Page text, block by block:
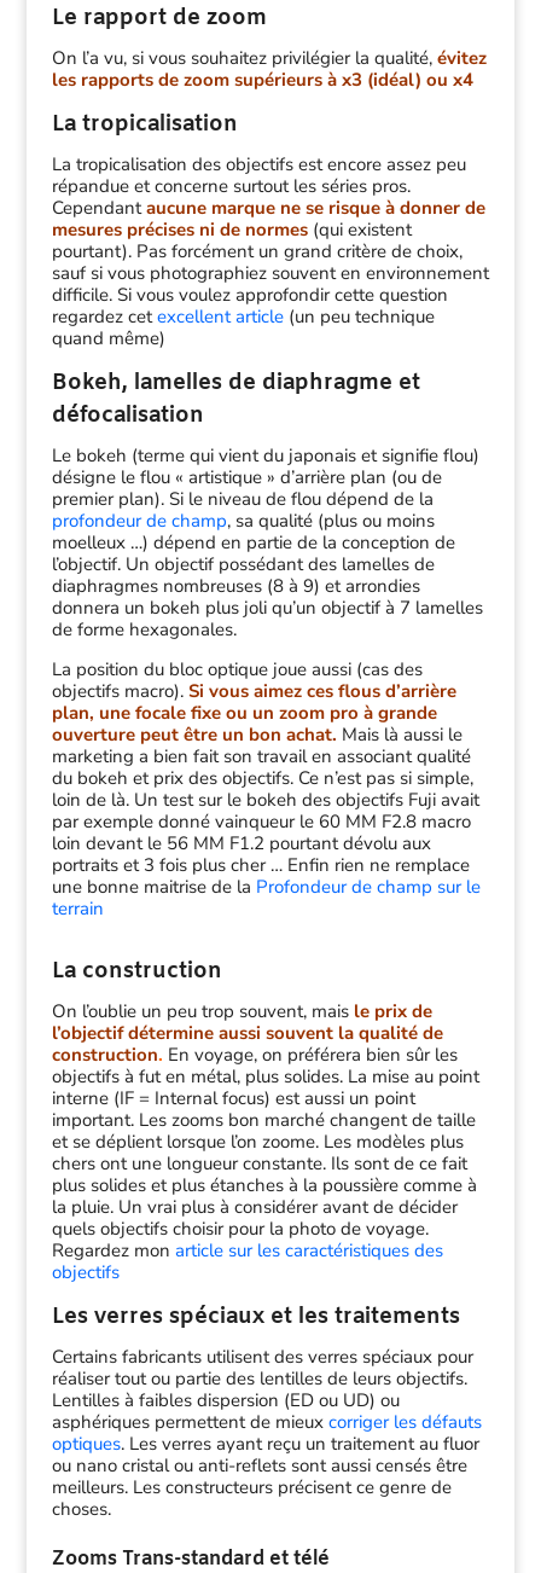
Le rapport de zoom
On l’a vu, si vous souhaitez privilégier la qualité, évitez
les rapports de zoom supérieurs à x3 (idéal) ou x4
La tropicalisation
La tropicalisation des objectifs est encore assez peu
répandue et concerne surtout les séries pros.
Cependantaucune marque ne se risque à donner de
mesures précises ni de normes(qui existent
pourtant). Pas forcément un grand critère de choix,
sauf si vous photographiez souvent en environnement
difficile. Si vous voulez approfondir cette question
regardez cetexcellent article (un peu technique
quand même)
Bokeh, lamelles de diaphragme et
défocalisation
Le bokeh (terme qui vient du japonais et signifie flou)
désigne le flou « artistique » d’arrière plan (ou de
premier plan). Si le niveau de flou dépend de la
profondeur de champ, sa qualité (plus ou moins
moelleux …) dépend en partie de la conception de
l’objectif. Un objectif possédant des lamelles de
diaphragmes nombreuses (8 à 9) et arrondies
donnera un bokeh plus joli qu’un objectif à 7 lamelles
de forme hexagonales.
La position du bloc optique joue aussi (cas des
objectifs macro). Si vous aimez ces flous d’arrière
plan, une focale fixe ou un zoom pro à grande
ouverture peut être un bon achat. Mais là aussi le
marketing a bien fait son travail en associant qualité
du bokeh et prix des objectifs. Ce n’est pas si simple,
loin de là. Un test sur le bokeh des objectifs Fuji avait
par exemple donné vainqueur le 60 MM F2.8 macro
loin devant le 56 MM F1.2 pourtant dévolu aux
portraits et 3 fois plus cher … Enfin rien ne remplace
une bonne maitrise de la Profondeur de champ sur le
terrain
La construction
On l’oublie un peu trop souvent, mais le prix de
l’objectif détermine aussi souvent la qualité de
construction. En voyage, on préférera bien sûr les
objectifs à fut en métal, plus solides. La mise au point
interne (IF = Internal focus) est aussi un point
important. Les zooms bon marché changent de taille
et se déplient lorsque l’on zoome. Les modèles plus
chers ont une longueur constante. Ils sont de ce fait
plus solides et plus étanches à la poussière comme à
la pluie. Un vrai plus à considérer avant de décider
quels objectifs choisir pour la photo de voyage.
Regardez mon article sur les caractéristiques des
objectifs
Les verres spéciaux et les traitements
Certains fabricants utilisent des verres spéciaux pour
réaliser tout ou partie des lentilles de leurs objectifs.
Lentilles à faibles dispersion (ED ou UD) ou
asphériques permettent de mieux corriger les défauts
optiques. Les verres ayant reçu un traitement au fluor
ou nano cristal ou anti-reflets sont aussi censés être
meilleurs. Les constructeurs précisent ce genre de
choses.
Zooms Trans-standard et télé